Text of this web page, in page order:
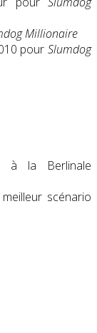
Millionaire
pour Slumdog
à la Berlinale
scénario